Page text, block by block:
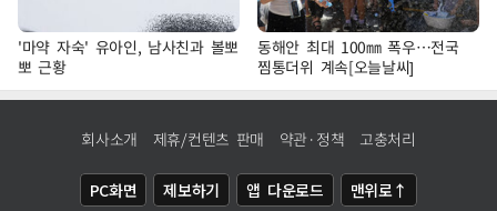
'마약 자숙' 유아인, 남사친과 볼뽀
뽀 근황
동해안 최대 100㎜ 폭우…전국
찜통더위 계속[오늘날씨]
회사소개 제휴/컨텐츠 판매 약관·정책 고충처리
PC화면 제보하기 앱 다운로드 맨위로↑